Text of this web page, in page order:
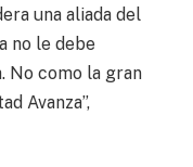
una aliada del
no le debe
No como la gran
Avanza”,